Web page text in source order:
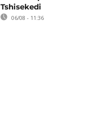
Tshisekedi
06/08 - 11:36